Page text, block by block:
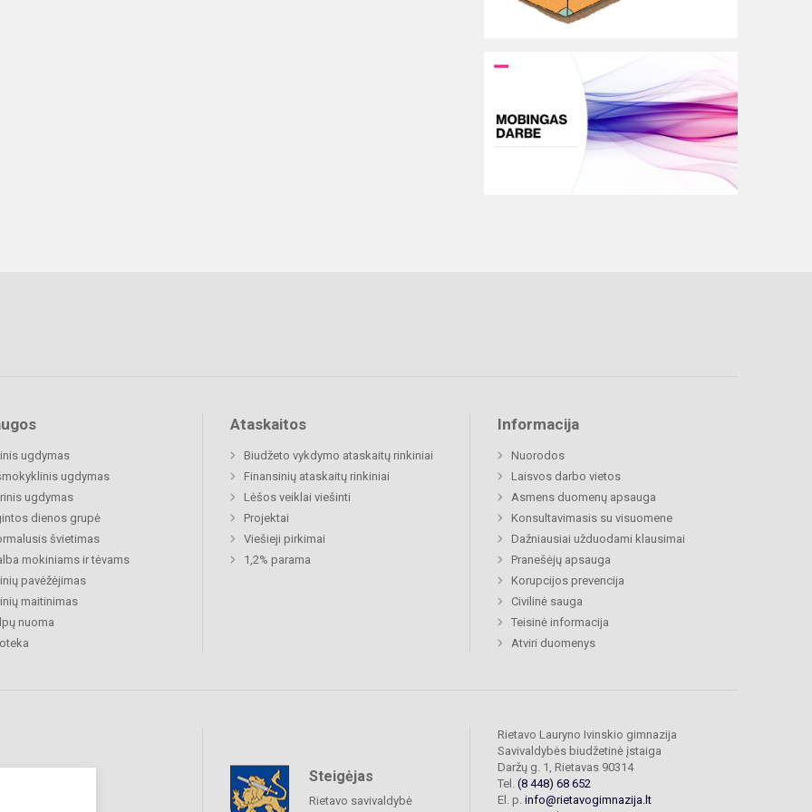
ugdymas
ugdymas
ugdymas
dienos grupė
švietimas
mokiniams ir tėvams
pavėžėjimas
maitinimas
nuoma
Ataskaitos
Biudžeto vykdymo ataskaitų rinkiniai
Finansinių ataskaitų rinkiniai
Lėšos veiklai viešinti
Projektai
Viešieji pirkimai
1,2% parama
Informacija
Nuorodos
Laisvos darbo vietos
Asmens duomenų apsauga
Konsultavimasis su visuomene
Dažniausiai užduodami klausimai
Pranešėjų apsauga
Korupcijos prevencija
Civilinė sauga
Teisinė informacija
Atviri duomenys
Steigėjas
Rietavo savivaldybė
Rietavo Lauryno Ivinskio gimnazija
Savivaldybės biudžetinė įstaiga
Daržų g. 1, Rietavas 90314
Tel. (8 448) 68 652
El. p. info@rietavogimnazija.lt